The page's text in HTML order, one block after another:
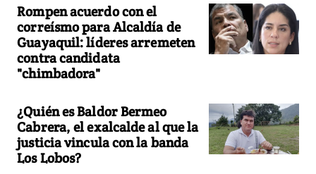
Rompen acuerdo con el
correísmo para Alcaldía de
Guayaquil: líderes arremeten
contra candidata
"chimbadora"
¿Quién es Baldor Bermeo
Cabrera, el exalcalde al que la
justicia vincula con la banda
Los Lobos?